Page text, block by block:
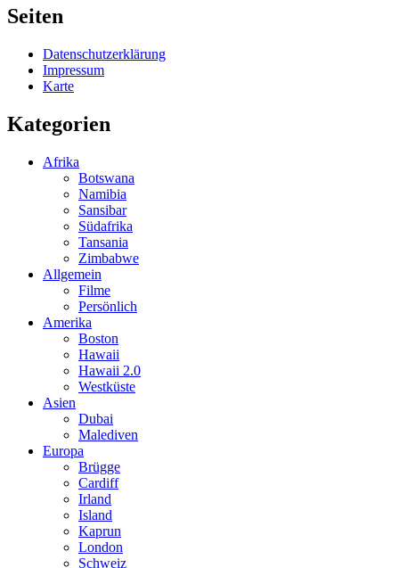
Seiten
Datenschutzerklärung
Impressum
Karte
Kategorien
Afrika
Botswana
Namibia
Sansibar
Südafrika
Tansania
Zimbabwe
Allgemein
Filme
Persönlich
Amerika
Boston
Hawaii
Hawaii 2.0
Westküste
Asien
Dubai
Malediven
Europa
Brügge
Cardiff
Irland
Island
Kaprun
London
Schweiz